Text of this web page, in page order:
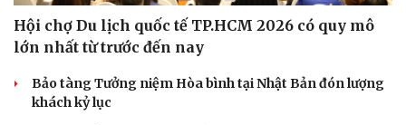
Hội chợ Du lịch quốc tế TP.HCM 2026 có quy mô
lớn nhất từ trước đến nay
Bảo tàng Tưởng niệm Hòa bình tại Nhật Bản đón lượng
khách kỷ lục